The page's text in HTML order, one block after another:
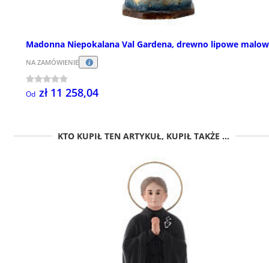
Madonna Niepokalana Val Gardena, drewno lipowe
NA ZAMÓWIENIE
Od zł 11 258,04
KTO KUPIŁ TEN ARTYKUŁ, KUPIŁ TAKŻE ...